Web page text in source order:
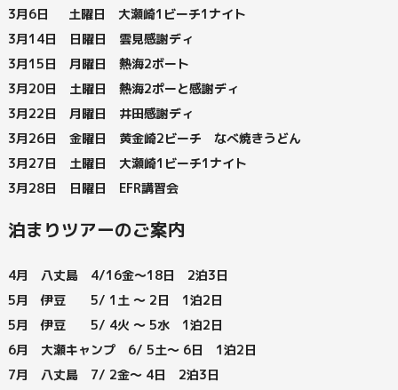
3月6日 土曜日 大瀬崎1ビーチ1ナイト
3月14日 日曜日 雲見感謝ディ
3月15日 月曜日 熱海2ボート
3月20日 土曜日 熱海2ポーと感謝ディ
3月22日 月曜日 井田感謝ディ
3月26日 金曜日 黄金崎2ビーチ なべ焼きうどん
3月27日 土曜日 大瀬崎1ビーチ1ナイト
3月28日 日曜日 EFR講習会
泊まりツアーのご案内
4月 八丈島 4/16金～18日 2泊3日
5月 伊豆 5/ 1土 ～ 2日 1泊2日
5月 伊豆 5/ 4火 ～ 5水 1泊2日
6月 大瀬キャンプ 6/ 5土～ 6日 1泊2日
7月 八丈島 7/ 2金～ 4日 2泊3日